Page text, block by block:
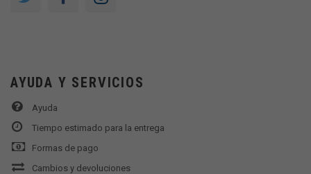
AYUDA Y SERVICIOS
Ayuda
Tiempo estimado para la entrega
Formas de pago
Cambios y devoluciones